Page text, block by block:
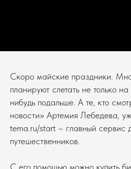
Скоро майские праздники.
планируют слетать не только
нибудь подальше. А те, кто
новости» Артемия Лебедева,
tema.ru/start – главный сервис
путешественников.
С его помощью можно купить